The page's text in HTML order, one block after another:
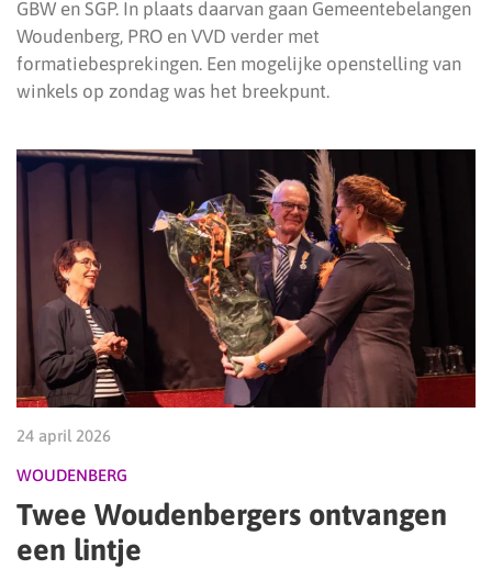
GBW en SGP. In plaats daarvan gaan Gemeentebelangen
Woudenberg, PRO en VVD verder met
formatiebesprekingen. Een mogelijke openstelling van
winkels op zondag was het breekpunt.
24 april 2026
WOUDENBERG
Twee Woudenbergers ontvangen
een lintje